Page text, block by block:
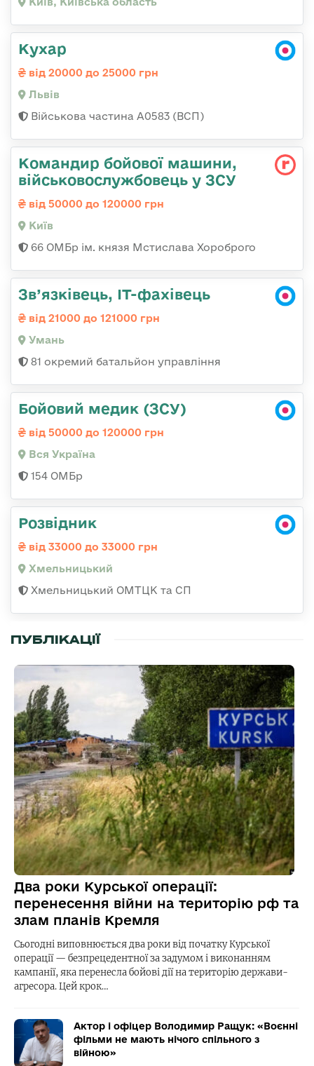
Кухар
від 20000 до 25000 грн
Львів
Військова частина А0583 (ВСП)
Командир бойової машини,
військовослужбовець у ЗСУ
від 50000 до 120000 грн
Київ
66 ОМБр ім. князя Мстислава Хороброго
Зв’язківець, ІТ-фахівець
від 21000 до 121000 грн
Умань
81 окремий батальйон управління
Бойовий медик (ЗСУ)
від 50000 до 120000 грн
Вся Україна
154 ОМБр
Розвідник
від 33000 до 33000 грн
Хмельницький
Хмельницький ОМТЦК та СП
ПУБЛІКАЦІЇ
Два роки Курської операції:
перенесення війни на територію рф та
злам планів Кремля
Сьогодні виповнюється два роки від початку Курської
операції — безпрецедентної за задумом і виконанням
кампанії, яка перенесла бойові дії на територію держави-
агресора. Цей крок…
Актор і офіцер Володимир Ращук: «Воєнні
фільми не мають нічого спільного з
війною»